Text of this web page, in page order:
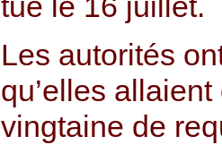
tué le 16 juillet.
Les autorités
qu’elles
vingtaine de